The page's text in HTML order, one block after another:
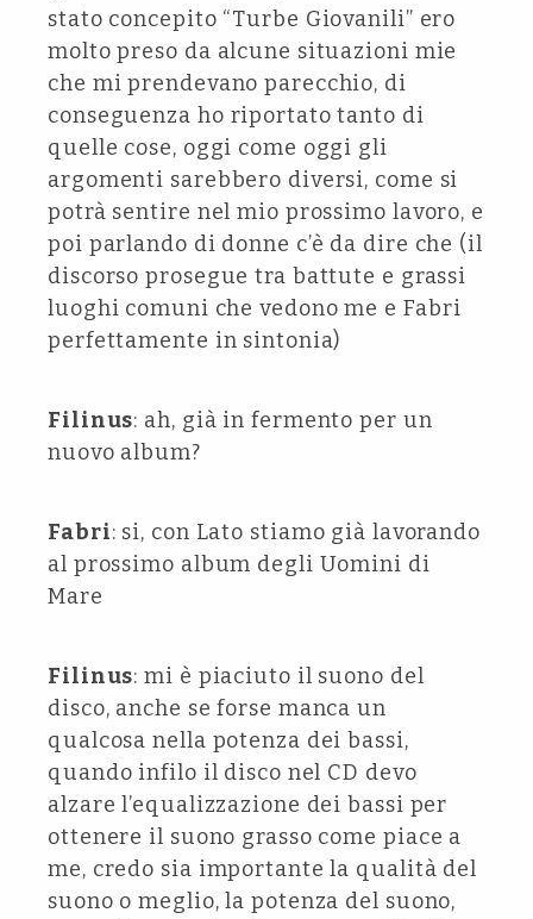
stato concepito “Turbe Giovanili” ero
molto preso da alcune situazioni mie
che mi prendevano parecchio, di
conseguenza ho riportato tanto di
quelle cose, oggi come oggi gli
argomenti sarebbero diversi, come si
potrà sentire nel mio prossimo lavoro, e
poi parlando di donne c’è da dire che (il
discorso prosegue tra battute e grassi
luoghi comuni che vedono me e Fabri
perfettamente in sintonia)
Filinus: ah, già in fermento per un
nuovo album?
Fabri: si, con Lato stiamo già lavorando
al prossimo album degli Uomini di
Mare
Filinus: mi è piaciuto il suono del
disco, anche se forse manca un
qualcosa nella potenza dei bassi,
quando infilo il disco nel CD devo
alzare l’equalizzazione dei bassi per
ottenere il suono grasso come piace a
me, credo sia importante la qualità del
suono o meglio, la potenza del suono,